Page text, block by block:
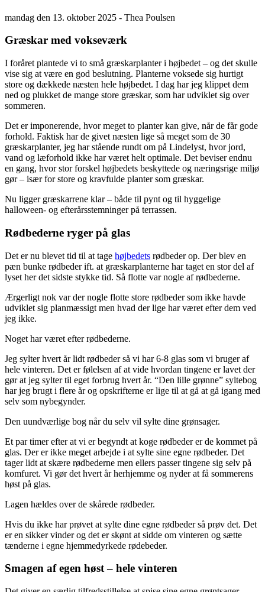
mandag den 13. oktober 2025 - Thea Poulsen
Græskar med vokseværk
I foråret plantede vi to små græskarplanter i højbedet – og det skulle
vise sig at være en god beslutning. Planterne voksede sig hurtigt
store og dækkede næsten hele højbedet. I dag har jeg klippet dem
ned og plukket de mange store græskar, som har udviklet sig over
sommeren.
Det er imponerende, hvor meget to planter kan give, når de får gode
forhold. Faktisk har de givet næsten lige så meget som de 30
græskarplanter, jeg har stående rundt om på Lindelyst, hvor jord,
vand og læforhold ikke har været helt optimale. Det beviser endnu
en gang, hvor stor forskel højbedets beskyttede og næringsrige miljø
gør – især for store og kravfulde planter som græskar.
Nu ligger græskarrene klar – både til pynt og til hyggelige
halloween- og efterårsstemninger på terrassen.
Rødbederne ryger på glas
Det er nu blevet tid til at tage højbedets rødbeder op. Der blev en
pæn bunke rødbeder ift. at græskarplanterne har taget en stor del af
lyset her det sidste stykke tid. Så flotte var nogle af rødbederne.
Ærgerligt nok var der nogle flotte store rødbeder som ikke havde
udviklet sig planmæssigt men hvad der lige har været efter dem ved
jeg ikke.
Noget har været efter rødbederne.
Jeg sylter hvert år lidt rødbeder så vi har 6-8 glas som vi bruger af
hele vinteren. Det er følelsen af at vide hvordan tingene er lavet der
gør at jeg sylter til eget forbrug hvert år. “Den lille grønne” syltebog
har jeg brugt i flere år og opskrifterne er lige til at gå at gå igang med
selv som nybegynder.
Den uundværlige bog når du selv vil sylte dine grønsager.
Et par timer efter at vi er begyndt at koge rødbeder er de kommet på
glas. Der er ikke meget arbejde i at sylte sine egne rødbeder. Det
tager lidt at skære rødbederne men ellers passer tingene sig selv på
komfuret. Vi gør det hvert år herhjemme og nyder at få sommerens
høst på glas.
Lagen hældes over de skårede rødbeder.
Hvis du ikke har prøvet at sylte dine egne rødbeder så prøv det. Det
er en sikker vinder og det er skønt at sidde om vinteren og sætte
tænderne i egne hjemmedyrkede rødebeder.
Smagen af egen høst – hele vinteren